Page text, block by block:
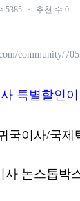
5385 ・ 추천 수 0
community/
국이사/국제
사 논스톱박